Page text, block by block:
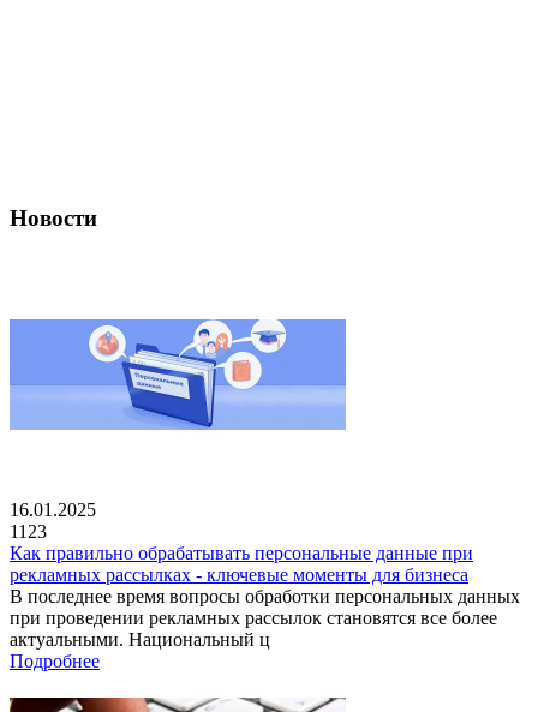
Новости
16.01.2025
1123
Как правильно обрабатывать персональные данные при
рекламных рассылках - ключевые моменты для бизнеса
В последнее время вопросы обработки персональных данных
при проведении рекламных рассылок становятся все более
актуальными. Национальный ц
Подробнее